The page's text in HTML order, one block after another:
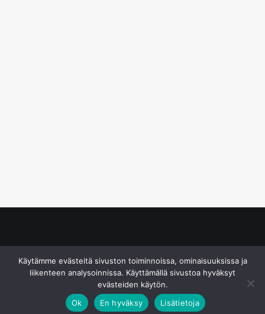
Käytämme evästeitä sivuston toiminnoissa, ominaisuuksissa ja
liikenteen analysoinnissa. Käyttämällä sivustoa hyväksyt
evästeiden käytön.
Ok
En hyväksy Lisätietoja